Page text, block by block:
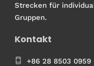
Strecken für
Gruppen.
Kontakt
+86 28 8503 0959